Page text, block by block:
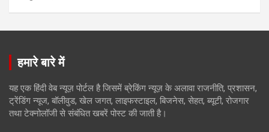
हमारे बारे में
यह एक हिंदी वेब न्यूज़ पोर्टल है जिसमें ब्रेकिंग न्यूज़ के अलावा राजनीति, प्रशासन,
ट्रेंडिंग न्यूज, बॉलीवुड, खेल जगत, लाइफस्टाइल, बिजनेस, सेहत, ब्यूटी, रोजगार
तथा टेक्नोलॉजी से संबंधित खबरें पोस्ट की जाती है।